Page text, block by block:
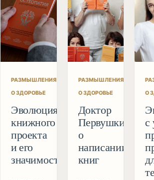
РАЗМЫШЛЕНИЯ
О ЗДОРОВЬЕ
Эволюция
книжного
проекта
и его
значимость
РАЗМЫШЛЕНИЯ
О ЗДОРОВЬЕ
Доктор
Первушкин
о
написании
книг
О
с